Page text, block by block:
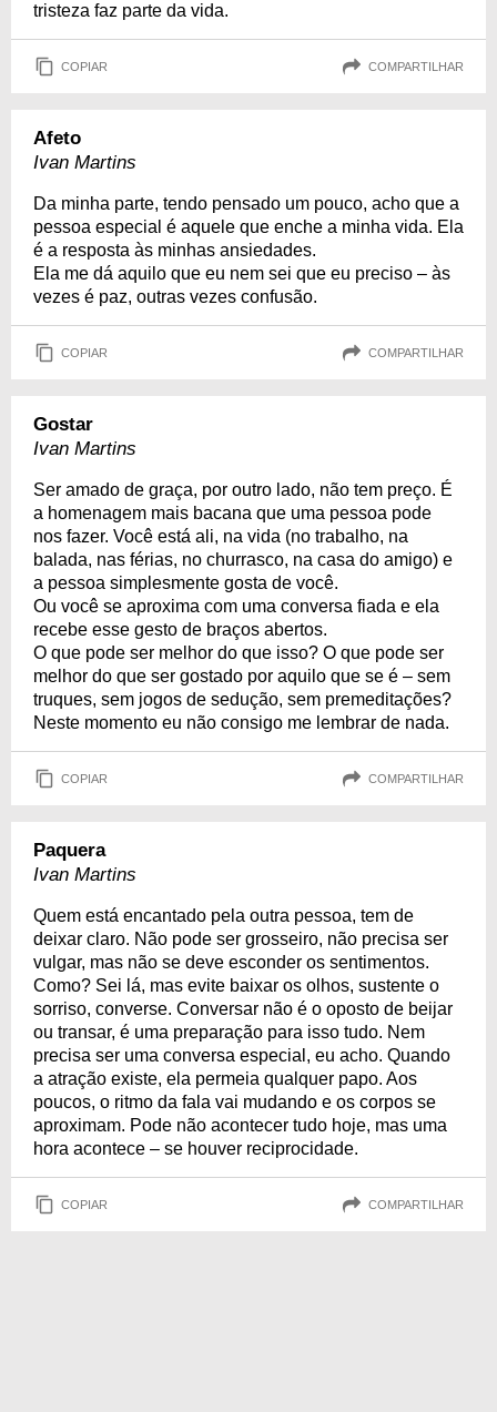
tristeza faz parte da vida.
COPIAR COMPARTILHAR
Afeto
Ivan Martins
Da minha parte, tendo pensado um pouco, acho que a
pessoa especial é aquele que enche a minha vida. Ela
é a resposta às minhas ansiedades.
Ela me dá aquilo que eu nem sei que eu preciso – às
vezes é paz, outras vezes confusão.
COPIAR COMPARTILHAR
Gostar
Ivan Martins
Ser amado de graça, por outro lado, não tem preço. É
a homenagem mais bacana que uma pessoa pode
nos fazer. Você está ali, na vida (no trabalho, na
balada, nas férias, no churrasco, na casa do amigo) e
a pessoa simplesmente gosta de você.
Ou você se aproxima com uma conversa fiada e ela
recebe esse gesto de braços abertos.
O que pode ser melhor do que isso? O que pode ser
melhor do que ser gostado por aquilo que se é – sem
truques, sem jogos de sedução, sem premeditações?
Neste momento eu não consigo me lembrar de nada.
COPIAR COMPARTILHAR
Paquera
Ivan Martins
Quem está encantado pela outra pessoa, tem de
deixar claro. Não pode ser grosseiro, não precisa ser
vulgar, mas não se deve esconder os sentimentos.
Como? Sei lá, mas evite baixar os olhos, sustente o
sorriso, converse. Conversar não é o oposto de beijar
ou transar, é uma preparação para isso tudo. Nem
precisa ser uma conversa especial, eu acho. Quando
a atração existe, ela permeia qualquer papo. Aos
poucos, o ritmo da fala vai mudando e os corpos se
aproximam. Pode não acontecer tudo hoje, mas uma
hora acontece – se houver reciprocidade.
COPIAR COMPARTILHAR